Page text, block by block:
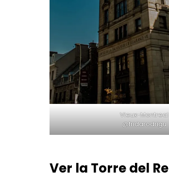
Vieux-Montreal
@fridarodrigu
Ver la Torre del